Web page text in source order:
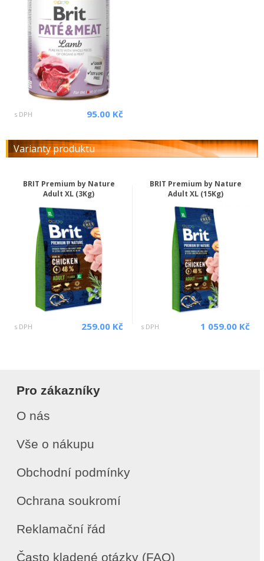
s DPH 95.00 Kč
Varianty produktu
BRIT Premium by Nature
Adult XL (3Kg)
s DPH 259.00 Kč
BRIT Premium by Nature
Adult XL (15Kg)
s DPH 1 059.00 Kč
Pro zákazníky
O nás
Vše o nákupu
Obchodní podmínky
Ochrana soukromí
Reklamační řád
Často kladené otázky (FAQ)